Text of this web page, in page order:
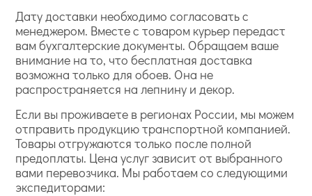
Дату доставки необходимо согласовать с
менеджером. Вместе с товаром курьер передаст
вам бухгалтерские документы. Обращаем ваше
внимание на то, что бесплатная доставка
возможна только для обоев. Она не
распространяется на лепнину и декор.
Если вы проживаете в регионах России, мы можем
отправить продукцию транспортной компанией.
Товары отгружаются только после полной
предоплаты. Цена услуг зависит от выбранного
вами перевозчика. Мы работаем со следующими
экспедиторами: